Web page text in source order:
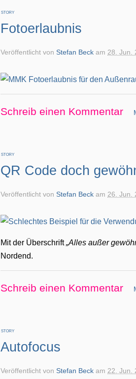
STORY
Fotoerlaubnis
Veröffentlicht vonStefan Beck am 28. Jun.
Schreib einen Kommentar
STORY
QR Code doch
Veröffentlicht vonStefan Beck am 26. Jun.
Mit der Überschrift Alles außer
Nordend.
Schreib einen Kommentar
STORY
Autofocus
Veröffentlicht vonStefan Beck am 22. Jun.